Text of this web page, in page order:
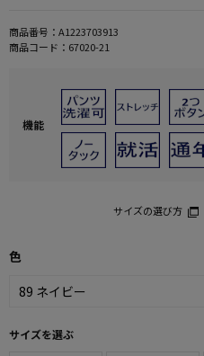
商品番号： A1223703913
商品コード： 67020-21
機能
サイズの選び方
色
サイズを選ぶ